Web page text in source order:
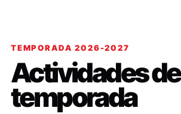
TEMPORADA 2026-2027
Actividades de
temporada